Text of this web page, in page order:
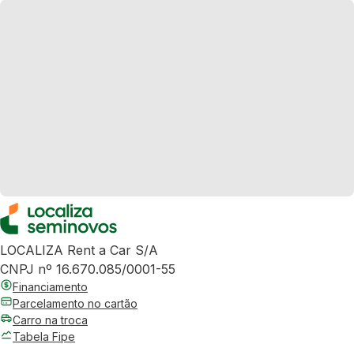
LOCALIZA Rent a Car S/A
CNPJ nº 16.670.085/0001-55
Financiamento
Parcelamento no cartão
Carro na troca
Tabela Fipe